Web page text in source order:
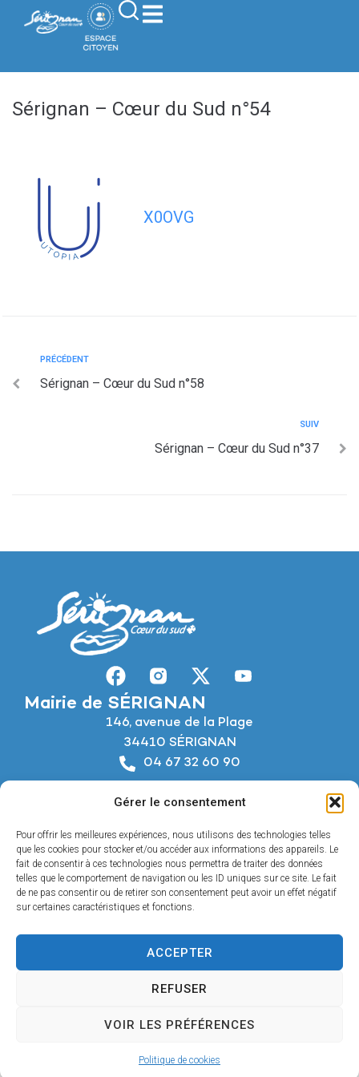
Gérer le consentement
Pour offrir les meilleures expériences, nous utilisons des technologies telles
que les cookies pour stocker et/ou accéder aux informations des appareils. Le
fait de consentir à ces technologies nous permettra de traiter des données
telles que le comportement de navigation ou les ID uniques sur ce site. Le fait
de ne pas consentir ou de retirer son consentement peut avoir un effet négatif
sur certaines caractéristiques et fonctions.
ACCEPTER
REFUSER
VOIR LES PRÉFÉRENCES
Politique de cookies
principal
Sérignan – Cœur du Sud n°54
X0OVG
PRÉCÉDENT
Sérignan – Cœur du Sud n°58
SUIV
Sérignan – Cœur du Sud n°37
Mairie de SÉRIGNAN
146, avenue de la Plage
34410 SÉRIGNAN
04 67 32 60 90
Horaires d’ouverture
Du lundi au jeudi :
De 8h à 12h et de 14h à 18h
Le vendredi :
De 8h à 12h et de 14h à 17h
© 2025 - Propulsé par Utopia